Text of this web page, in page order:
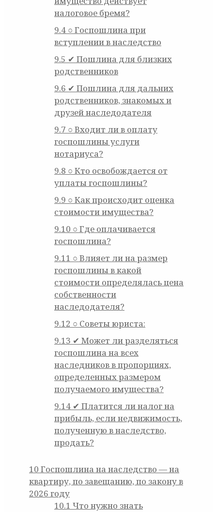
налоговое бремя?
9.4 ○ Госпошлина при
вступлении в наследство
9.5 ✔ Пошлина для близких
родственников
9.6 ✔ Пошлина для дальних
родственников, знакомых и
друзей наследодателя
9.7 ○ Входит ли в оплату
госпошлины услуги
нотариуса?
9.8 ○ Кто освобождается от
уплаты госпошлины?
9.9 ○ Как происходит оценка
стоимости имущества?
9.10 ○ Где оплачивается
госпошлина?
9.11 ○ Влияет ли на размер
госпошлины в какой
стоимости определялась цена
собственности
наследодателя?
9.12 ○ Советы юриста:
9.13 ✔ Может ли разделяться
госпошлина на всех
наследников в пропорциях,
определенных размером
получаемого имущества?
9.14 ✔ Платится ли налог на
прибыль, если недвижимость,
полученную в наследство,
продать?
10 Госпошлина на наследство — на
квартиру, по завещанию, по закону в
2026 году
10.1 Что нужно знать